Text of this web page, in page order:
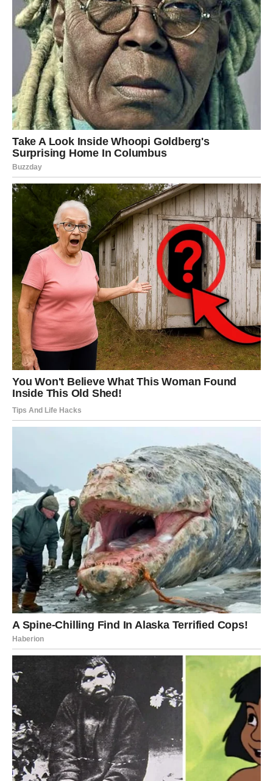
STRELAC
Strelčevi danas razmišljaju o budućnosti. Pitanja poput:
„Da li sam na pravom putu?“ i „Da li sam srećan?“ stalno
vam se vraćaju. Ovo je dan introspekcije, a ne akcije.
Na poslu – moguće su promene planova u poslednjem
trenutku. U ljubavi – potreba za slobodom je naglašena,
ali pazite da ne povredite nekoga ko vam je iskreno
naklonjen.
JARAC
Jarčevi osećaju težinu obaveza. 26. decembar može biti
naporan, ali i produktivan ako pravilno rasporedite
energiju. Fokusirani ste na ciljeve, ali vam je potreban i
odmor.
U emotivnim odnosima – partner može tražiti više pažnje.
Ne zanemarujte to. Finansije su stabilne, ali razmišljate o
dugoročnim planovima i ulaganjima.
VODOLIJA
Vodolije danas osećaju unutrašnji nemir. Kao da želite
promenu, ali ne znate tačno kakvu. Moguće je da vas
neko iz okoline iznenadi svojim ponašanjem – pozitivno ili
negativno.
U ljubavi – potreba za iskrenošću je ključna. Ne potiskujte
ono što osećate. Na poslu – nove ideje dolaze, ali još nije
vreme za njihovu realizaciju.
RIBE
Ribe su znak koji može imati najstresniji dan.
26.
decembar vam donosi psihički pritisak, umor i osećaj da
ste preuzeli previše na sebe. Moguće je da vas neko
emotivno opterećuje ili da ste se našli u situaciji koju ne
znate kako da rešite.
Važno je dane ignorišete signale tela i duše . Povucite se,